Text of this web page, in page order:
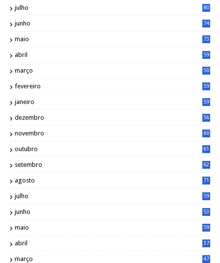
julho 80
junho 74
maio 73
abril 59
março 50
fevereiro 59
janeiro 59
dezembro 56
novembro 60
outubro 61
setembro 62
agosto 71
julho 59
junho 53
maio 59
abril 37
março 47